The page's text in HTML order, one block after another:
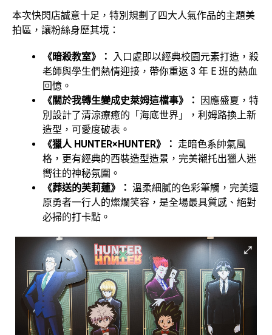
本次快閃店誠意十足，特別規劃了四大人氣作品的主題美
拍區，讓粉絲身歷其境：
《暗殺教室》：
入口處即以經典校園元素打造，殺
老師與學生們熱情迎接，帶你重返 3 年 E 班的熱血
回憶。
《關於我轉生變成史萊姆這檔事》：
因應盛夏，特
別設計了清涼療癒的「海底世界」，利姆路換上新
造型，可愛度破表。
《獵人 HUNTER×HUNTER》： 走暗色系帥氣風
格，更有經典的西裝造型造景，完美襯托出獵人迷
嚮往的神秘氛圍。
《葬送的芙莉蓮》： 溫柔細膩的色彩筆觸，完美還
原勇者一行人的燦爛笑容，是全場最具質感、絕對
必掃的打卡點。